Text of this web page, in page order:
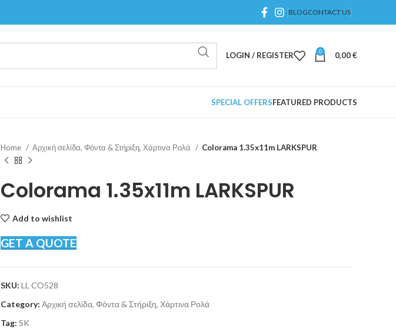
BLOGCONTACT US
LOGIN / REGISTER 0 0,00€
SPECIAL OFFERSFEATURED PRODUCTS
Home Αρχική σελίδα, Φόντα & Στήριξη, Χάρτινα Ρολά Colorama 1.35x11m LARKSPUR
Colorama 1.35x11m LARKSPUR
Add to wishlist
GET A QUOTE
SKU: LL CO528
Category: Αρχική σελίδα, Φόντα & Στήριξη, Χάρτινα Ρολά
Tag: SK